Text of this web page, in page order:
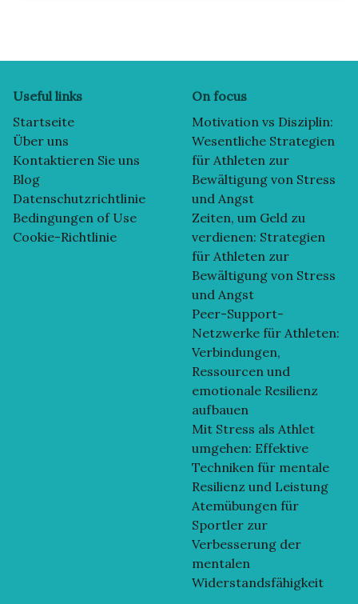
Useful links
Startseite
Über uns
Kontaktieren Sie uns
Blog
Datenschutzrichtlinie
Bedingungen of Use
Cookie-Richtlinie
On focus
Motivation vs Disziplin:
Wesentliche Strategien
für Athleten zur
Bewältigung von Stress
und Angst
Zeiten, um Geld zu
verdienen: Strategien
für Athleten zur
Bewältigung von Stress
und Angst
Peer-Support-
Netzwerke für Athleten:
Verbindungen,
Ressourcen und
emotionale Resilienz
aufbauen
Mit Stress als Athlet
umgehen: Effektive
Techniken für mentale
Resilienz und Leistung
Atemübungen für
Sportler zur
Verbesserung der
mentalen
Widerstandsfähigkeit